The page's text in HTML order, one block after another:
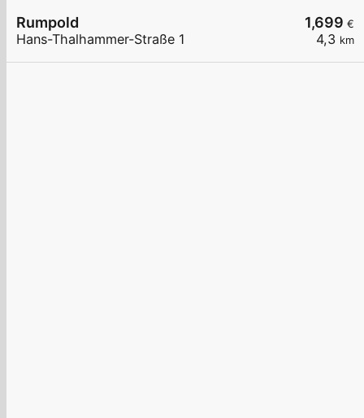
1,699 €
4,3 km
Rumpold
Hans-Thalhammer-Straße 1